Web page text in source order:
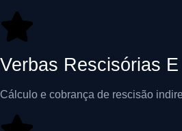
Verbas Rescisórias
Cálculo e cobrança de rescisão